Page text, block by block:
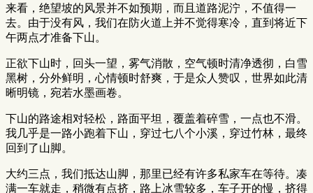
来看，绝望坡的风景并不如预期，而且道路泥泞，不值得一
去。由于没有风，我们在防火道上并不觉得寒冷，直到将近下
午两点才准备下山。
正欲下山时，回头一望，雾气消散，空气顿时清净透彻，白雪
黑树，分外鲜明，心情顿时舒爽，于是众人赞叹，世界如此清
晰明镜，宛若水墨画卷。
下山的路途相对轻松，路面平坦，覆盖着碎雪，一点也不滑。
我几乎是一路小跑着下山，穿过七八个小溪，穿过竹林，最终
回到了山脚。
大约三点，我们抵达山脚，那里已经有许多私家车在等待。凑
满一车就走，稍微有点挤，路上冰雪较多，车子开的慢，挤得